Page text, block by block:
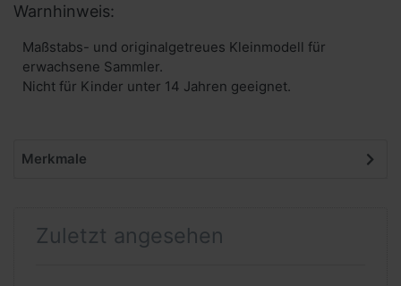
Warnhinweis:
Maßstabs- und originalgetreues Kleinmodell für
erwachsene Sammler.
Nicht für Kinder unter 14 Jahren geeignet.
Merkmale
Zuletzt angesehen